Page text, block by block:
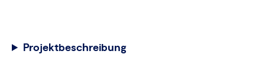
Projektbeschreibung